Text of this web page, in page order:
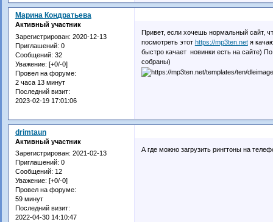
Марина Кондратьева
Активный участник
Зарегистрирован: 2020-12-13
Приглашений: 0
Сообщений: 32
Уважение: [+0/-0]
Провел на форуме:
2 часа 13 минут
Последний визит:
2023-02-19 17:01:06
Привет, если хочешь нормальный сайт,
посмотреть этот https://mp3ten.netя
быстро качает новинки есть на сайте)
собраны)
drimtaun
Активный участник
Зарегистрирован: 2021-02-13
Приглашений: 0
Сообщений: 12
Уважение: [+0/-0]
Провел на форуме:
59 минут
Последний визит:
2022-04-30 14:10:47
А где можно загрузить рингтоны на